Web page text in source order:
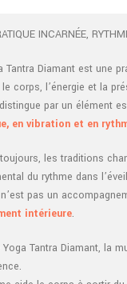
INCARNÉE,
Tantra Diamant est une
le corps, l’énergie et la
par un élément
en vibration et en
les traditions
du rythme dans
pas un
intérieure.
Yoga Tantra Diamant, la